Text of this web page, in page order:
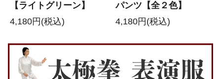
【ライトグリーン】
4,180円(税込)
パンツ【全２色】
4,180円(税込)